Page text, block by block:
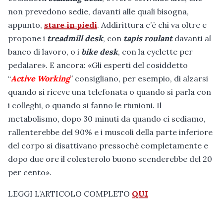
non prevedono sedie, davanti alle quali bisogna,
appunto, stare in piedi. Addirittura c’è chi va oltre e
propone i treadmill desk, con tapis roulant davanti al
banco di lavoro, o i bike desk, con la cyclette per
pedalare». E ancora: «Gli esperti del cosiddetto
“Active Working” consigliano, per esempio, di alzarsi
quando si riceve una telefonata o quando si parla con
i colleghi, o quando si fanno le riunioni. Il
metabolismo, dopo 30 minuti da quando ci sediamo,
rallenterebbe del 90% e i muscoli della parte inferiore
del corpo si disattivano pressoché completamente e
dopo due ore il colesterolo buono scenderebbe del 20
per cento».
LEGGI L’ARTICOLO COMPLETO QUI